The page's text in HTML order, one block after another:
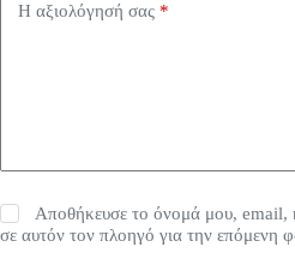
Η αξιολόγησή σας *
Αποθήκευσε το όνομά μου, email,
σε αυτόν τον πλοηγό για την επόμενη